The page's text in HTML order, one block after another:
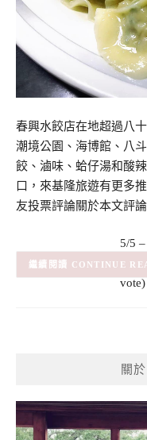
春興水餃店在地超過八
潮境公園、海博館、八
餃、滷味、蛤仔湯和酸
口，來基隆旅遊有更多
友投票評論關於本文評
5/5 –
(1
vote)
(1) CONTINUE
關